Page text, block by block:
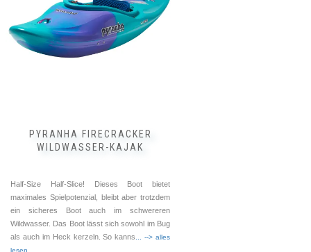
PYRANHA FIRECRACKER
WILDWASSER-KAJAK
Half-Size Half-Slice! Dieses Boot bietet
maximales Spielpotenzial, bleibt aber trotzdem
ein sicheres Boot auch im schwereren
Wildwasser. Das Boot lässt sich sowohl im Bug
als auch im Heck kerzeln. So kanns... --> alles
Optionen
können